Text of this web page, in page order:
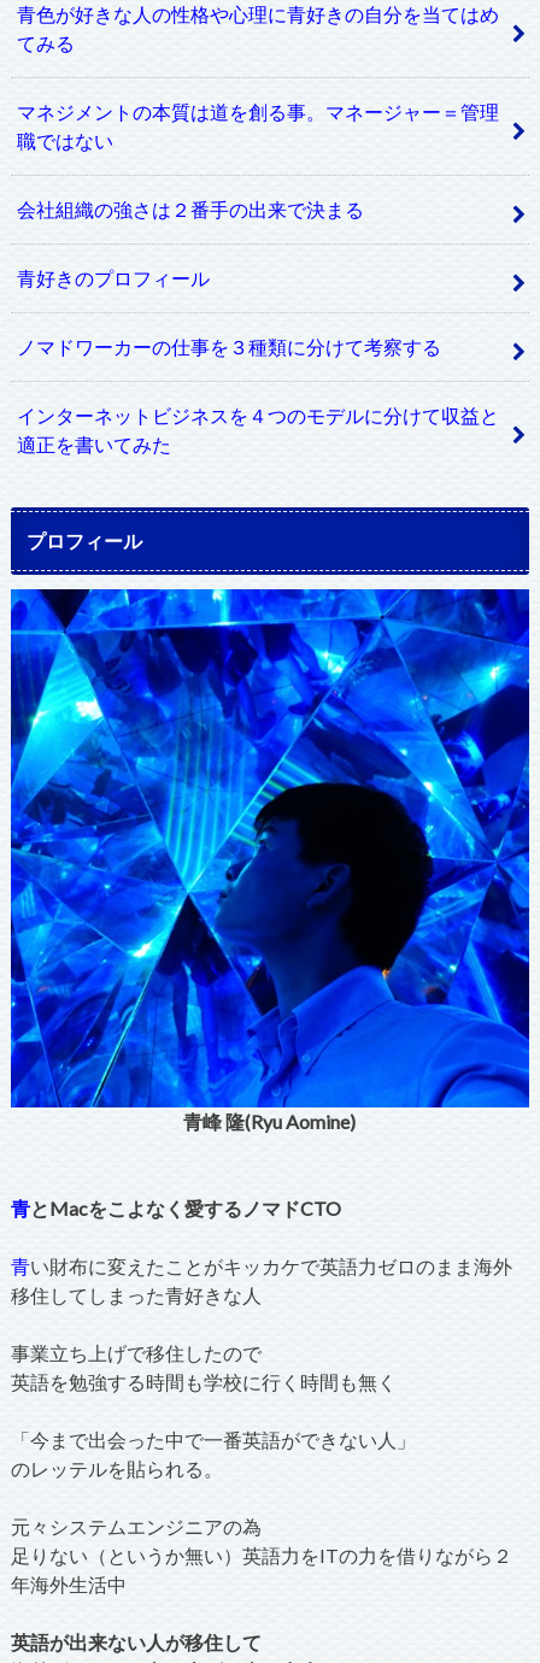
青色が好きな人の性格や心理に青好きの自分を当てはめ
てみる
マネジメントの本質は道を創る事。マネージャー＝管理
職ではない
会社組織の強さは２番手の出来で決まる
青好きのプロフィール
ノマドワーカーの仕事を３種類に分けて考察する
インターネットビジネスを４つのモデルに分けて収益と
適正を書いてみた
プロフィール
青峰 隆(Ryu Aomine)
青とMacをこよなく愛するノマドCTO
青い財布に変えたことがキッカケで英語力ゼロのまま海外
移住してしまった青好きな人
事業立ち上げで移住したので
英語を勉強する時間も学校に行く時間も無く
「今まで出会った中で一番英語ができない人」
のレッテルを貼られる。
元々システムエンジニアの為
足りない（というか無い）英語力をITの力を借りながら２
年海外生活中
英語が出来ない人が移住して